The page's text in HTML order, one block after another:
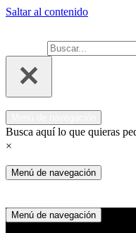
Saltar al contenido
Busca aquí lo que quieras
×
Menú de navegación
Menú de navegación
Ahora compra fácil y